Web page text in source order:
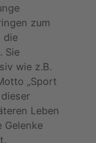
zum
die
Sie
wie z.B.
„Sport
Leben
Gelenke